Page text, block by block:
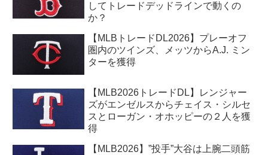
してトレードデッドラインで動くの
か？
【MLBトレードDL2026】プレーオフ
圏内のツインズ、メッツからA.J. ミン
ターを獲得
【MLB2026トレードDL】レンジャー
ズがエンゼルスからチェイス・シルセ
スとローガン・オホッピーの２人を獲
得
【MLB2026】”投手”大谷は上腕二頭筋